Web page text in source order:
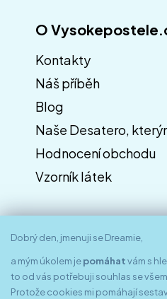
Dobrý den, jmenuji se Dreamie,
a mým úkolem jepomáhatvám s
to od vás potřebuji souhlas se
Protože cookies mi pomáhají
O
Kontakty
Náš příběh
Blog
Naše Desatero,
Hodnocení obchodu
Vzorník látek